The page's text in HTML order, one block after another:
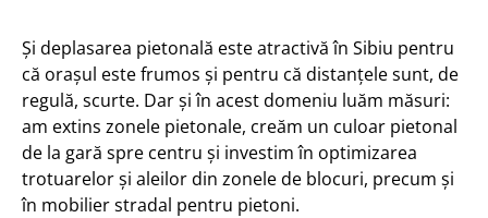
Și deplasarea pietonală este atractivă în Sibiu pentru
că orașul este frumos și pentru că distanțele sunt, de
regulă, scurte. Dar și în acest domeniu luăm măsuri:
am extins zonele pietonale, creăm un culoar pietonal
de la gară spre centru și investim în optimizarea
trotuarelor și aleilor din zonele de blocuri, precum și
în mobilier stradal pentru pietoni.